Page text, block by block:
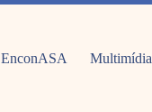
EnconASA Multimídia